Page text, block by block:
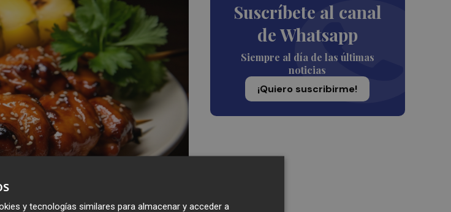
Suscríbete al canal
de Whatsapp
Siempre al día de las últimas
noticias
¡Quiero suscribirme!
y tecnologías similares para almacenar y acceder a